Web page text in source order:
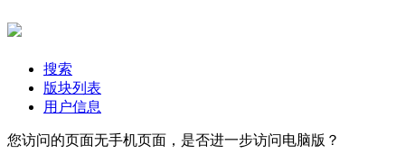
搜索
版块列表
用户信息
您访问的页面无手机页面，是否进一步访问电脑版？